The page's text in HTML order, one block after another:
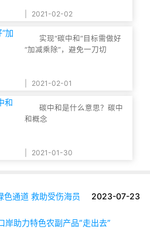
2021-02-02
实现“碳中和”目标需做好
“加减乘除”，避免一刀切
2021-02-01
碳中和是什么意思？碳中
和概念
2021-01-30
色通道 救助受伤海员 2023-07-23
岸助力特色农副产品“走出去”